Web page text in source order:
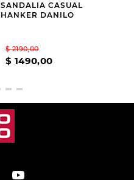
SANDALIA CASUAL
HANKER DANILO
$ 2190,00
$ 1490,00